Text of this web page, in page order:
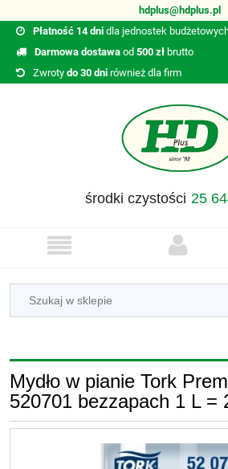
hdplus@hdplus.pl
Płatność 14 dni dla jednostek
Darmowa dostawa od 500 zł brutto
Zwroty do 30 dni również dla firm
środki czystości 25
Mydło w pianie Tork
520701 bezzapach 1 L =